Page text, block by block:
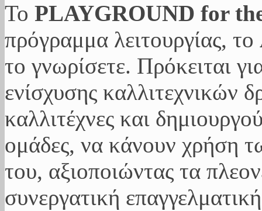
Το PLAYGROUND for
πρόγραμμα λειτουργίας, το
το γνωρίσετε. Πρόκειται
ενίσχυσης καλλιτεχνικών
καλλιτέχνες και
ομάδες, να κάνουν χρήση
του, αξιοποιώντας τα
συνεργατική